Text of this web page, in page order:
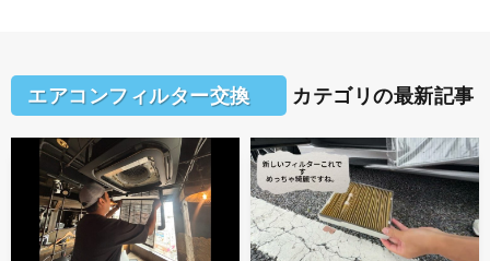
エアコンフィルター交換 カテゴリの最新記事